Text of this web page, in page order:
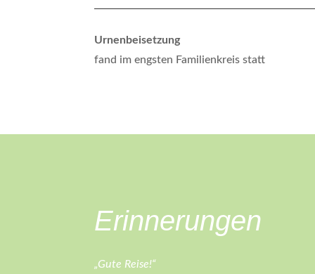
Urnenbeisetzung
fand im engsten Familienkreis statt
Erinnerungen
„Gute Reise!“